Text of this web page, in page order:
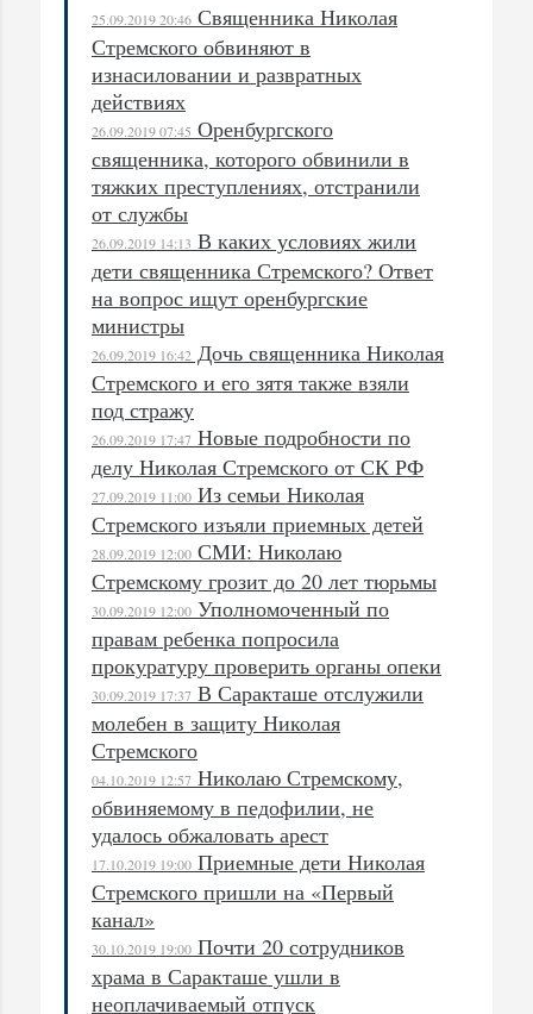
25.09.2019 20:46 Священника Николая
Стремского обвиняют в
изнасиловании и развратных
действиях
26.09.2019 07:45 Оренбургского
священника, которого обвинили в
тяжких преступлениях, отстранили
от службы
26.09.2019 14:13 В каких условиях жили
дети священника Стремского? Ответ
на вопрос ищут оренбургские
министры
26.09.2019 16:42 Дочь священника Николая
Стремского и его зятя также взяли
под стражу
26.09.2019 17:47 Новые подробности по
делу Николая Стремского от СК РФ
27.09.2019 11:00 Из семьи Николая
Стремского изъяли приемных детей
28.09.2019 12:00 СМИ: Николаю
Стремскому грозит до 20 лет тюрьмы
30.09.2019 12:00 Уполномоченный по
правам ребенка попросила
прокуратуру проверить органы опеки
30.09.2019 17:37 В Саракташе отслужили
молебен в защиту Николая
Стремского
04.10.2019 12:57 Николаю Стремскому,
обвиняемому в педофилии, не
удалось обжаловать арест
17.10.2019 19:00 Приемные дети Николая
Стремского пришли на «Первый
канал»
30.10.2019 19:00 Почти 20 сотрудников
храма в Саракташе ушли в
неоплачиваемый отпуск